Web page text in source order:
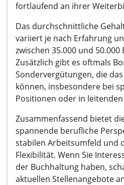
fortlaufend an ihrer
Das durchschnittliche
variiert je nach Erfahrung
zwischen 35.000 und
Zusätzlich gibt es oftmals
Sondervergütungen, die
können, insbesondere bei
Positionen oder in
Zusammenfassend bietet
spannende berufliche
stabilen Arbeitsumfeld und
Flexibilität. Wenn Sie
der Buchhaltung haben,
aktuellen Stellenangebote